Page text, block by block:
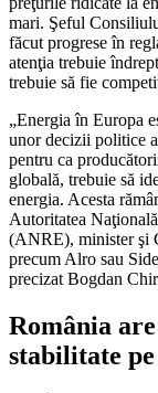
mari. Şeful
făcut progrese în
atenţia trebuie
trebuie să fie
„Energia în Europa
unor decizii politice
pentru ca
globală, trebuie să
energia. Acesta
Autoritatea
(ANRE), minister şi
precum Alro sau
precizat Bogdan
România
stabilitate